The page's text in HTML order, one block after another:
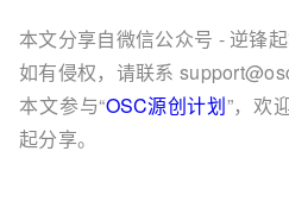
本文分享自微信公众号 - 逆锋起
如有侵权，请联系
本文参与“OSC源创计划”，欢
起分享。